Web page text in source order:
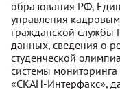
образования РФ,
управления
гражданской службы
данных, сведения о
студенческой
системы
«СКАН-Интерфакс»,